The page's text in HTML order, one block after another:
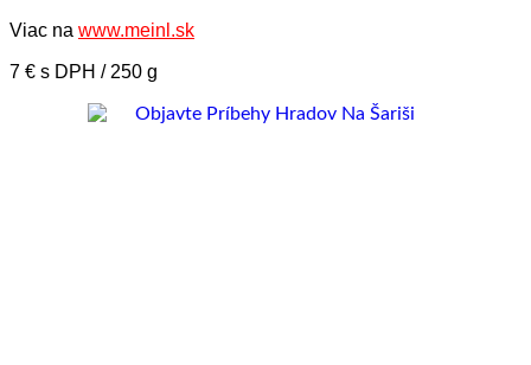
Viac na www.meinl.sk
7 € s DPH / 250 g